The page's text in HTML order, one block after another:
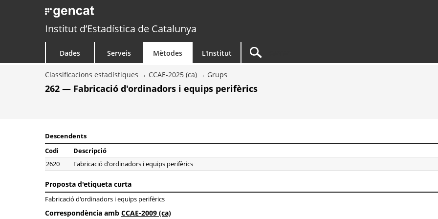
Institut d’Estadística de Catalunya
Dades Serveis Mètodes L'Institut
Classificacions estadístiques CCAE-2025 (ca) Grups
262 — Fabricació d'ordinadors i equips perifèrics
Descendents
Codi
Descripció
2620
Fabricació d'ordinadors i equips perifèrics
Proposta d'etiqueta curta
Fabricació d'ordinadors i equips perifèrics
Correspondència amb CCAE-2009 (ca)